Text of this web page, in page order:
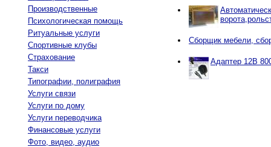
Производственные
Психологическая помощь
Ритуальные услуги
Спортивные клубы
Страхование
Такси
Типографии, полиграфия
Услуги связи
Услуги по дому
Услуги переводчика
Финансовые услуги
Фото, видео, аудио
Сборщик мебели,
Адаптер 12В